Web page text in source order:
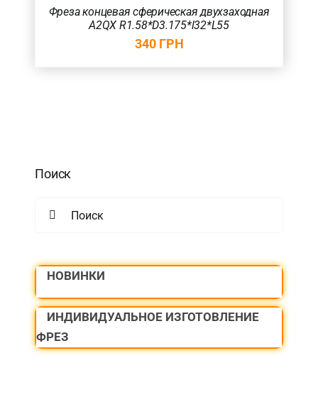
Фреза концевая сферическая двухзаходная
A2QX R1.58*D3.175*l32*L55
340 ГРН
Поиск
НОВИНКИ
ИНДИВИДУАЛЬНОЕ ИЗГОТОВЛЕНИЕ
ФРЕЗ